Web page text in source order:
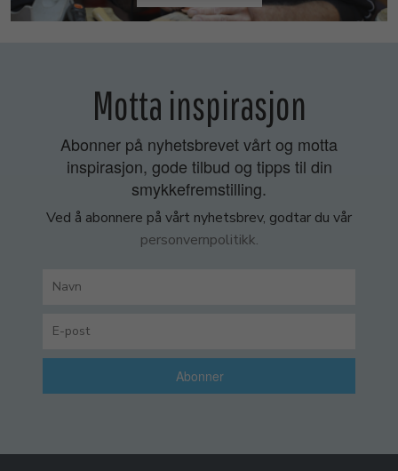
Motta inspirasjon
Abonner på nyhetsbrevet vårt og motta
inspirasjon, gode tilbud og tipps til din
smykkefremstilling.
Ved å abonnere på vårt nyhetsbrev, godtar du vår
personvernpolitikk.
Abonner